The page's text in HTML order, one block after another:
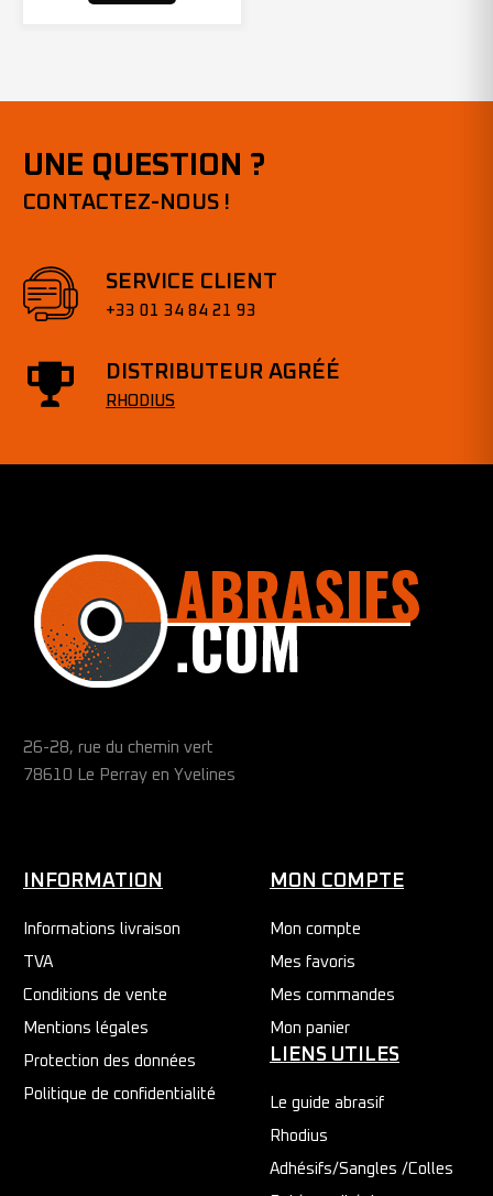
UNE QUESTION ?
CONTACTEZ-NOUS !
SERVICE CLIENT
+33 01 34 84 21 93
DISTRIBUTEUR AGRÉÉ
RHODIUS
26-28, rue du chemin vert
78610 Le Perray en Yvelines
INFORMATION
Informations livraison
TVA
Conditions de vente
Mentions légales
Protection des données
Politique de confidentialité
MON COMPTE
Mon compte
Mes favoris
Mes commandes
Mon panier
LIENS UTILES
Le guide abrasif
Rhodius
Adhésifs/Sangles /Colles